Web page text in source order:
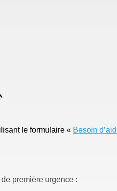
le formulaire « Besoin
première urgence :